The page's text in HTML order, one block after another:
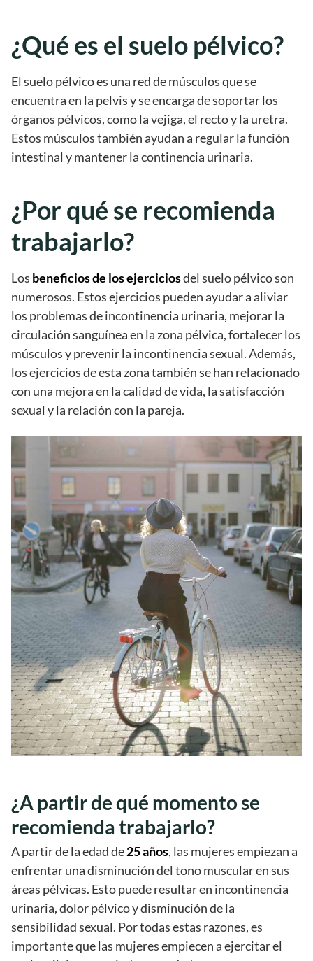
¿Qué es el suelo pélvico?
El suelo pélvico es una red de músculos que se
encuentra en la pelvis y se encarga de soportar los
órganos pélvicos, como la vejiga, el recto y la uretra.
Estos músculos también ayudan a regular la función
intestinal y mantener la continencia urinaria.
¿Por qué se recomienda
trabajarlo?
Los beneficios de los ejerciciosdel suelo pélvico son
numerosos. Estos ejercicios pueden ayudar a aliviar
los problemas de incontinencia urinaria, mejorar la
circulación sanguínea en la zona pélvica, fortalecer los
músculos y prevenir la incontinencia sexual. Además,
los ejercicios de esta zona también se han relacionado
con una mejora en la calidad de vida, la satisfacción
sexual y la relación con la pareja.
¿A partir de qué momento se
recomienda trabajarlo?
A partir de la edad de25 años, las mujeres empiezan a
enfrentar una disminución del tono muscular en sus
áreas pélvicas. Esto puede resultar en incontinencia
urinaria, dolor pélvico y disminución de la
sensibilidad sexual. Por todas estas razones, es
importante que las mujeres empiecen a ejercitar el